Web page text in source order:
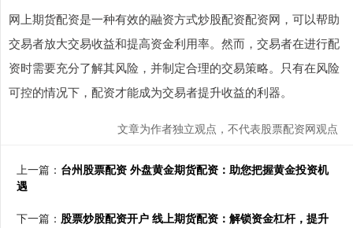
网上期货配资是一种有效的融资方式炒股配资配资网，可以帮助
交易者放大交易收益和提高资金利用率。然而，交易者在进行配
资时需要充分了解其风险，并制定合理的交易策略。只有在风险
可控的情况下，配资才能成为交易者提升收益的利器。
文章为作者独立观点，不代表股票配资网观点
上一篇： 台州股票配资 外盘黄金期货配资：助您把握黄金投资机
遇
下一篇： 股票炒股配资开户 线上期货配资：解锁资金杠杆，提升